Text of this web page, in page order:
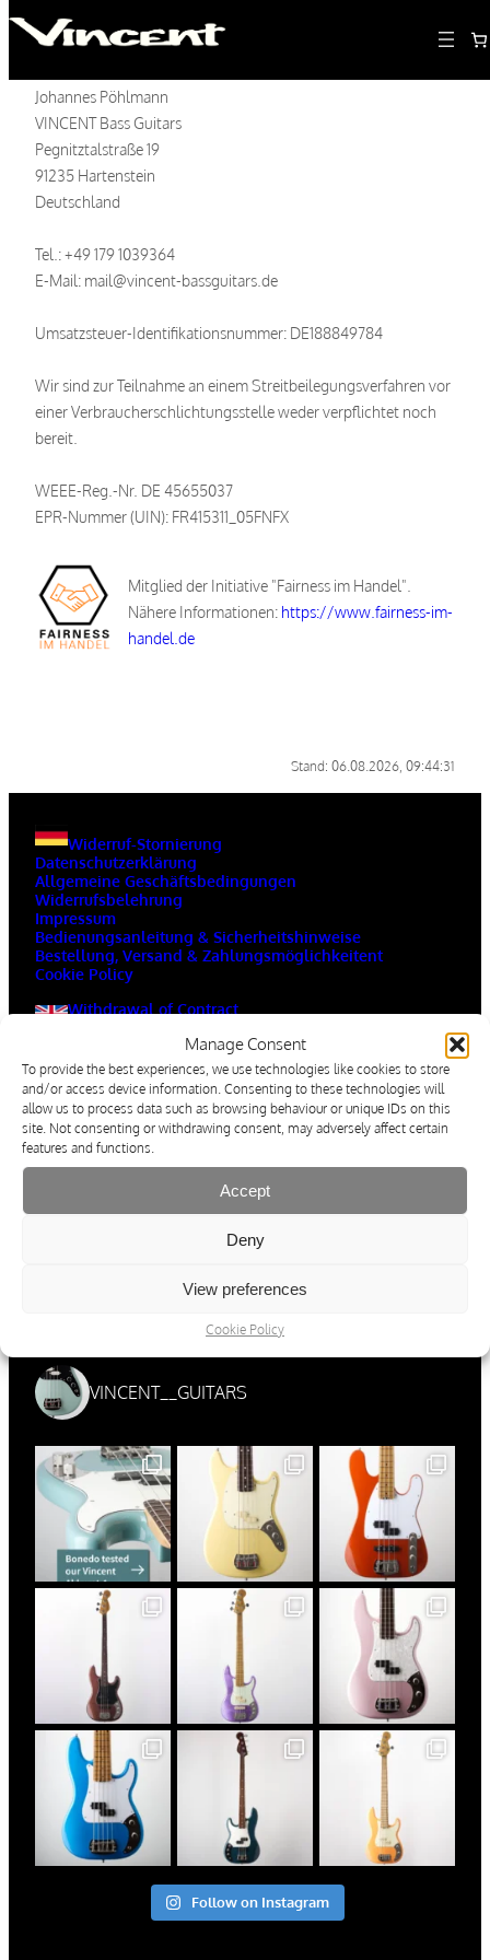
Manage Consent
To provide the best experiences, we use technologies like cookies to store
and/or access device information. Consenting to these technologies will
allow us to process data such as browsing behaviour or unique IDs on this
site. Not consenting or withdrawing consent, may adversely affect certain
features and functions.
Accept
Deny
View preferences
Cookie Policy
Johannes Pöhlmann
VINCENT Bass Guitars
Pegnitztalstraße 19
91235 Hartenstein
Deutschland
Tel.: +49 179 1039364
E-Mail: mail@vincent-bassguitars.de
Umsatzsteuer-Identifikationsnummer: DE188849784
Wir sind zur Teilnahme an einem Streitbeilegungsverfahren vor
einer Verbraucherschlichtungsstelle weder verpflichtet noch
bereit.
WEEE-Reg.-Nr. DE 45655037
EPR-Nummer (UIN): FR415311_05FNFX
Mitglied der Initiative "Fairness im Handel".
Nähere Informationen: https://www.fairness-im-
handel.de
Stand: 06.08.2026, 09:44:31
Widerruf-Stornierung
Datenschutzerklärung
Allgemeine Geschäftsbedingungen
Widerrufsbelehrung
Impressum
Bedienungsanleitung & Sicherheitshinweise
Bestellung, Versand & Zahlungsmöglichkeitent
Cookie Policy
Withdrawal of Contract
Cancellation Policy & Form
Imprint
Operating & Safety Instructions
Ordering, Shipping & Payment
Cookie Policy
Résiliation du contrat
Protection Des Données
Conditions Générale de Vente
Mode D’emploi Et Consignes De Sécurité
Commande, Expédition Et Modes De Paiement
VINCENT__GUITARS
Follow on Instagram